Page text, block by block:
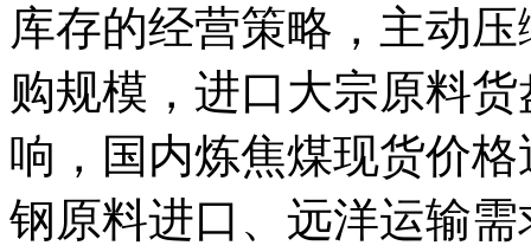
库存的经营策略，主动
购规模，进口大宗原料
响，国内炼焦煤现货价
钢原料进口、远洋运输